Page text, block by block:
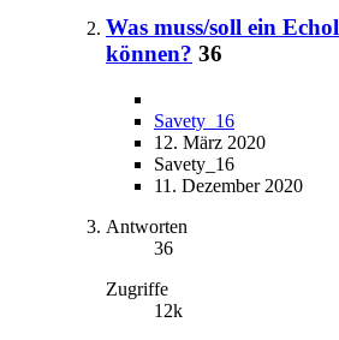
Was muss/soll ein
können? 36
Savety_16
12. März 2020
Savety_16
11. Dezember 2020
Antworten
36
Zugriffe
12k